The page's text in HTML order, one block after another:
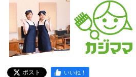
ポスト いいね！